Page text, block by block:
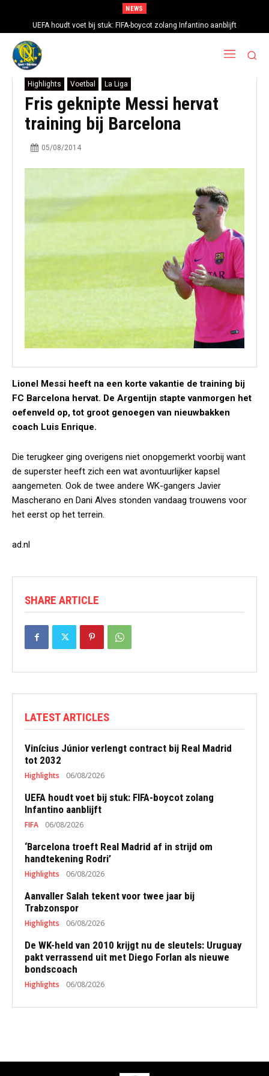
NEWS
UEFA houdt voet bij stuk: FIFA-boycot zolang Infantino aanblijft
Highlights Voetbal La Liga
Fris geknipte Messi hervat
training bij Barcelona
05/08/2014
Lionel Messi heeft na een korte vakantie de training bij
FC Barcelona hervat. De Argentijn stapte vanmorgen het
oefenveld op, tot groot genoegen van nieuwbakken
coach Luis Enrique.
Die terugkeer ging overigens niet onopgemerkt voorbij want
de superster heeft zich een wat avontuurlijker kapsel
aangemeten. Ook de twee andere WK-gangers Javier
Mascherano en Dani Alves stonden vandaag trouwens voor
het eerst op het terrein.
ad.nl
SHARE ARTICLE
LATEST ARTICLES
Vinícius Júnior verlengt contract bij Real Madrid
tot 2032
Highlights 06/08/2026
UEFA houdt voet bij stuk: FIFA-boycot zolang
Infantino aanblijft
FIFA 06/08/2026
‘Barcelona troeft Real Madrid af in strijd om
handtekening Rodri’
Highlights 06/08/2026
Aanvaller Salah tekent voor twee jaar bij
Trabzonspor
Highlights 06/08/2026
De WK-held van 2010 krijgt nu de sleutels: Uruguay
pakt verrassend uit met Diego Forlan als nieuwe
bondscoach
Highlights 06/08/2026